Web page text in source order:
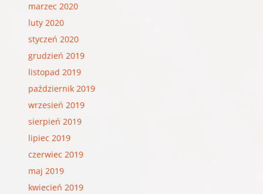
marzec 2020
luty 2020
styczeń 2020
grudzień 2019
listopad 2019
październik 2019
wrzesień 2019
sierpień 2019
lipiec 2019
czerwiec 2019
maj 2019
kwiecień 2019